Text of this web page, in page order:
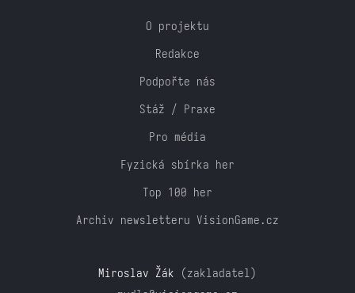
O projektu
Redakce
Podpořte nás
Stáž / Praxe
Pro média
Fyzická sbírka her
Top 100 her
Archiv newsletteru VisionGame.cz
Miroslav Žák (zakladatel)